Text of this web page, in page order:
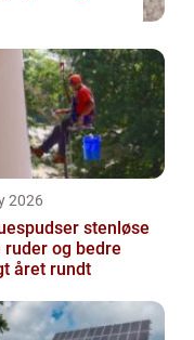
2026
stenløse
ruder og bedre
året rundt